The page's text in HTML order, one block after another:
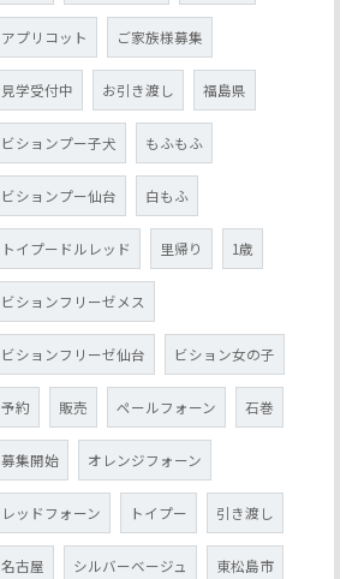
アプリコット ご家族様募集
見学受付中 お引き渡し 福島県
ビションプー子犬 もふもふ
ビションプー仙台 白もふ
トイプードルレッド 里帰り 1歳
ビションフリーゼメス
ビションフリーゼ仙台 ビション女の子
予約 販売 ペールフォーン 石巻
募集開始 オレンジフォーン
レッドフォーン トイプー 引き渡し
名古屋 シルバーベージュ 東松島市